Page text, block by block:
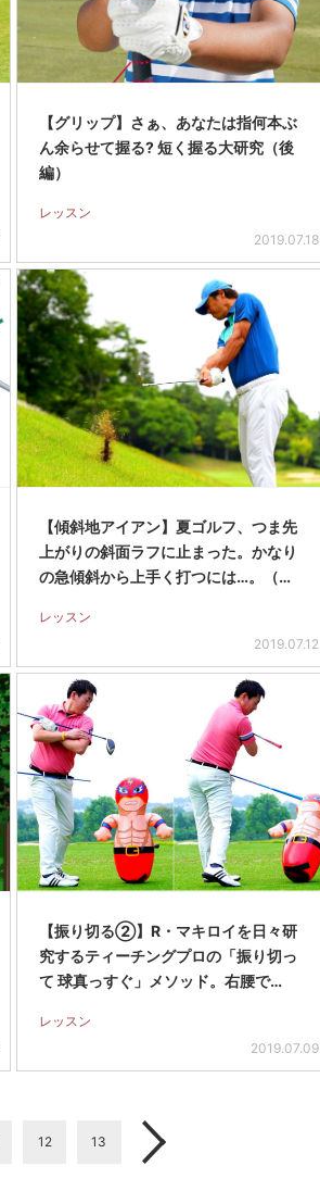
【グリップ】さぁ、あなたは指何本ぶ
ん余らせて握る? 短く握る大研究（後
編）
レッスン
2019.07.18
【傾斜地アイアン】夏ゴルフ、つま先
上がりの斜面ラフに止まった。かなり
の急傾斜から上手く打つには…。（…
レッスン
2019.07.12
【振り切る②】R・マキロイを日々研
究するティーチングプロの「振り切っ
て 球真っすぐ」メソッド。右腰で…
レッスン
2019.07.09
12 13